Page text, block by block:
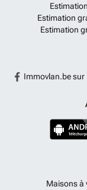
Estimation
Estimation
Immovlan.be sur
Maisons à